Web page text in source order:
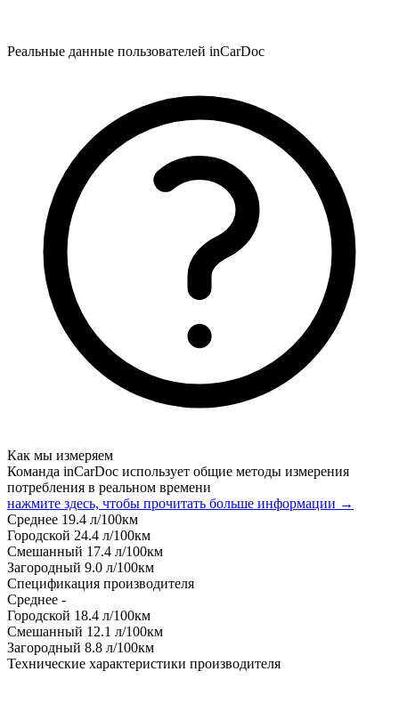
Реальные данные пользователей inCarDoc
Как мы измеряем
Команда inCarDoc использует общие методы измерения
потребления в реальном времени
нажмите здесь, чтобы прочитать больше информации →
Среднее 19.4 л/100км
Городской 24.4 л/100км
Смешанный 17.4 л/100км
Загородный 9.0 л/100км
Спецификация производителя
Среднее -
Городской 18.4 л/100км
Смешанный 12.1 л/100км
Загородный 8.8 л/100км
Технические характеристики производителя